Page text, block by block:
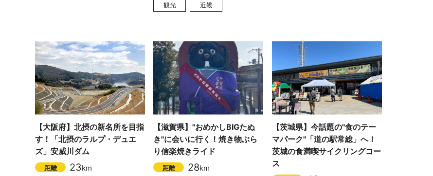
観光 近畿
【大阪府】北摂の新名所を目指
す！「北摂のラルプ・デュエ
ズ」安威川ダム
距離 23km
【滋賀県】"おめかしBIGたぬ
き"に会いに行く！焼き物ぶら
り信楽焼きライド
距離 28km
【茨城県】今話題の"食のテー
マパーク"「道の駅常総」へ！
茨城の食満喫サイクリングコー
ス